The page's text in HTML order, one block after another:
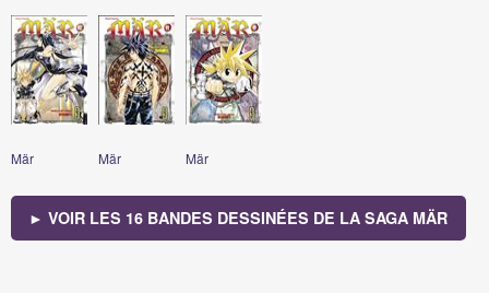
Mär Mär Mär
► VOIR LES 16 BANDES DESSINÉES DE LA SAGA MÄR